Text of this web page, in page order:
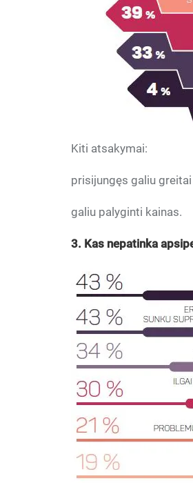
Kiti atsakymai:
prisijungęs galiu
galiu palyginti kainas.
3. Kas nepatinka